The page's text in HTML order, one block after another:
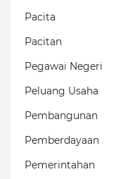
Pacita
Pacitan
Pegawai Negeri
Peluang Usaha
Pembangunan
Pemberdayaan
Pemerintahan